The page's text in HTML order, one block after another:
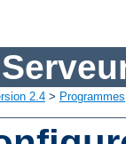
2.4 > Programmes